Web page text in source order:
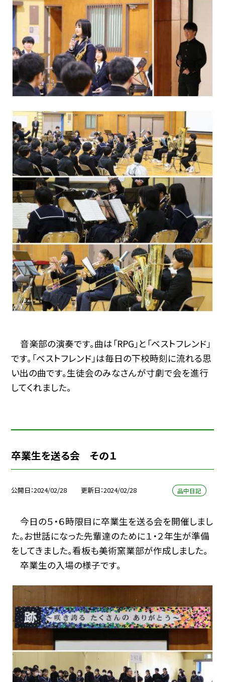
音楽部の演奏です。曲は「RPG」と「ベストフレンド」
です。「ベストフレンド」は毎日の下校時刻に流れる思
い出の曲です。生徒会のみなさんが寸劇で会を進行
してくれました。
卒業生を送る会 その１
公開日 2024/02/28 更新日 2024/02/28 品中日記
今日の５・６時限目に卒業生を送る会を開催しまし
た。お世話になった先輩達のために１・２年生が準備
をしてきました。看板も美術窯業部が作成しました。
卒業生の入場の様子です。